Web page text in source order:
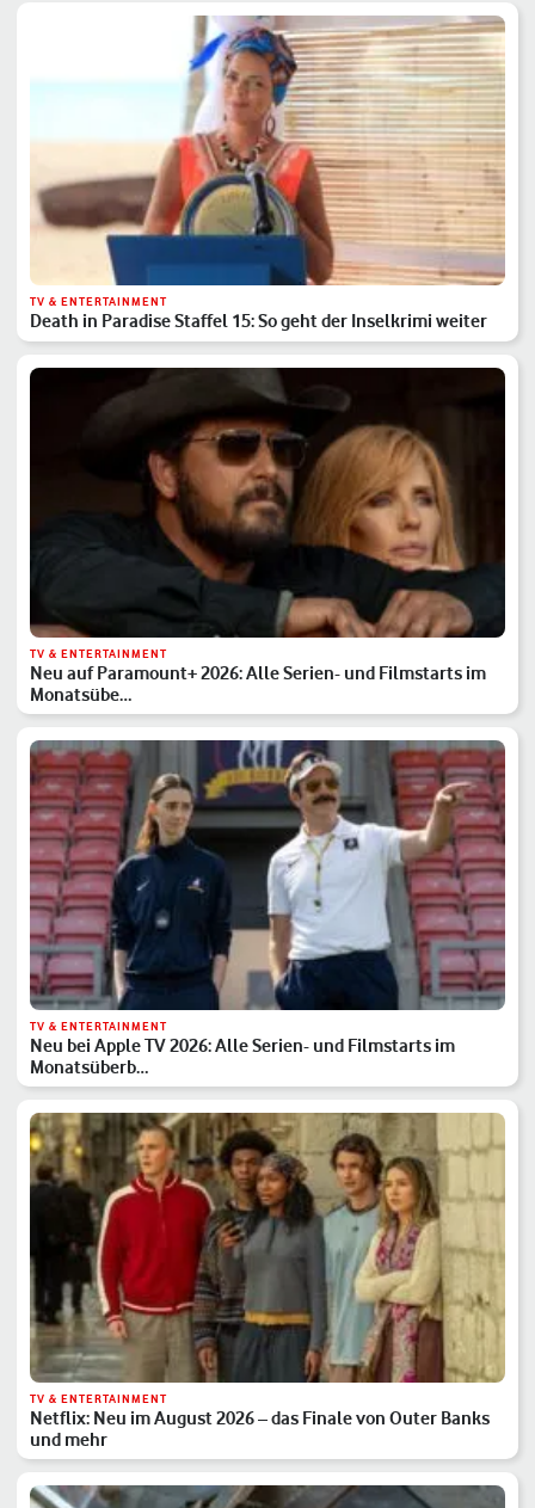
TV & ENTERTAINMENT
Death in Paradise Staffel 15: So geht der Inselkrimi weiter
TV & ENTERTAINMENT
Neu auf Paramount+ 2026: Alle Serien- und Filmstarts im
Monatsübe…
TV & ENTERTAINMENT
Neu bei Apple TV 2026: Alle Serien- und Filmstarts im
Monatsüberb…
TV & ENTERTAINMENT
Netflix: Neu im August 2026 – das Finale von Outer Banks
und mehr